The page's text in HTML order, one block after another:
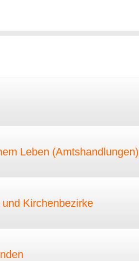
Leben (Amtshandlungen)
Kirchenbezirke